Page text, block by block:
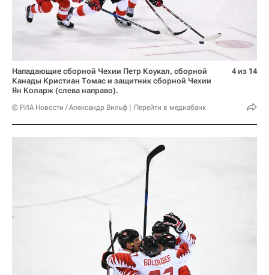
Нападающие сборной Чехии Петр Коукал, сборной
Канады Кристиан Томас и защитник сборной Чехии
Ян Коларж (слева направо).
© РИА Новости / Александр Вильф Перейти в медиабанк
4 из 14